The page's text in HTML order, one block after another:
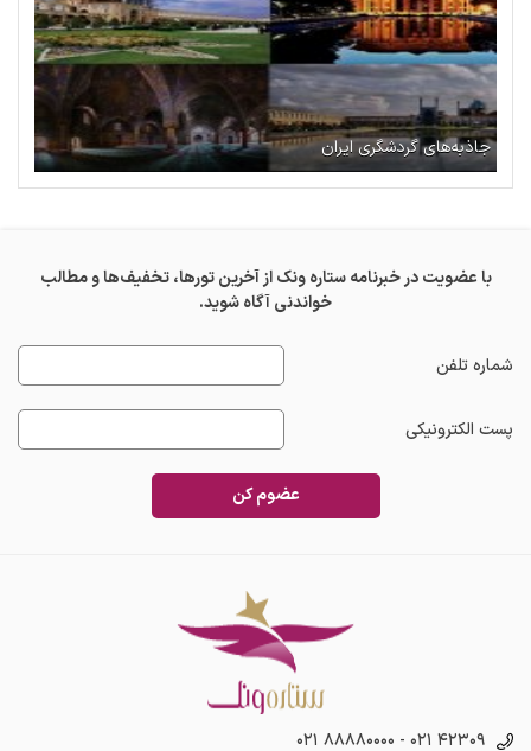
جاذبه‌های گردشگری ایران
با عضویت در خبرنامه ستاره ونک از آخرین تورها، تخفیف‌ها و مطالب
خواندنی آگاه شوید.
شماره تلفن
پست الکترونیکی
عضوم کن
۰۲۱ ۸۸۸۸۰۰۰۰ - ۰۲۱ ۴۲۳۰۹